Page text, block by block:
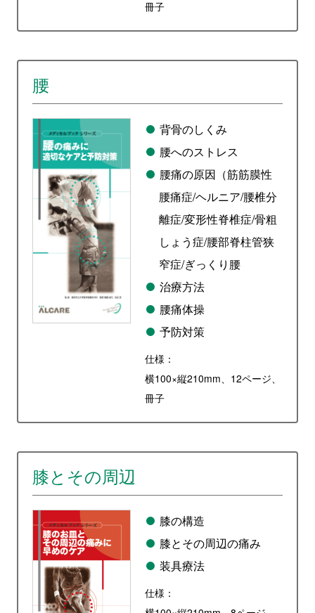
冊子
腰
背骨のしくみ
腰へのストレス
腰痛の原因（筋筋膜性
腰痛症/ヘルニア/腰椎分
離症/変形性脊椎症/骨粗
しょう症/腰部脊柱管狭
窄症/ぎっくり腰
治療方法
腰痛体操
予防対策
仕様：
横100×縦210mm、12ページ、
冊子
膝とその周辺
膝の構造
膝とその周辺の痛み
装具療法
仕様：